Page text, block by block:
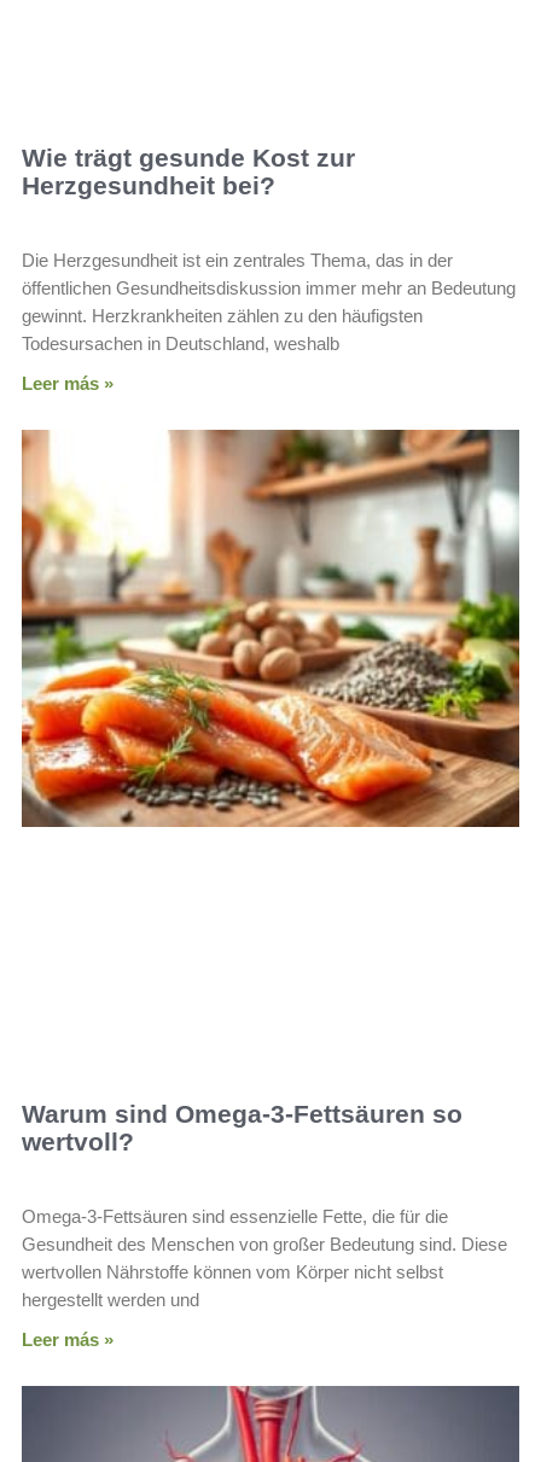
Wie trägt gesunde Kost zur
Herzgesundheit bei?
Die Herzgesundheit ist ein zentrales Thema, das in der
öffentlichen Gesundheitsdiskussion immer mehr an Bedeutung
gewinnt. Herzkrankheiten zählen zu den häufigsten
Todesursachen in Deutschland, weshalb
Leer más »
Warum sind Omega-3-Fettsäuren so
wertvoll?
Omega-3-Fettsäuren sind essenzielle Fette, die für die
Gesundheit des Menschen von großer Bedeutung sind. Diese
wertvollen Nährstoffe können vom Körper nicht selbst
hergestellt werden und
Leer más »